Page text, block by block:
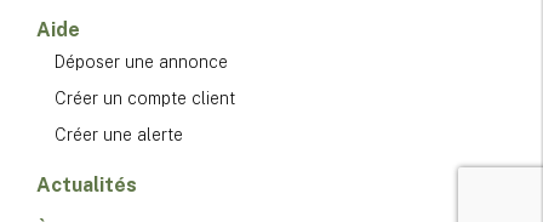
Aide
Déposer une annonce
Créer un compte client
Créer une alerte
Actualités